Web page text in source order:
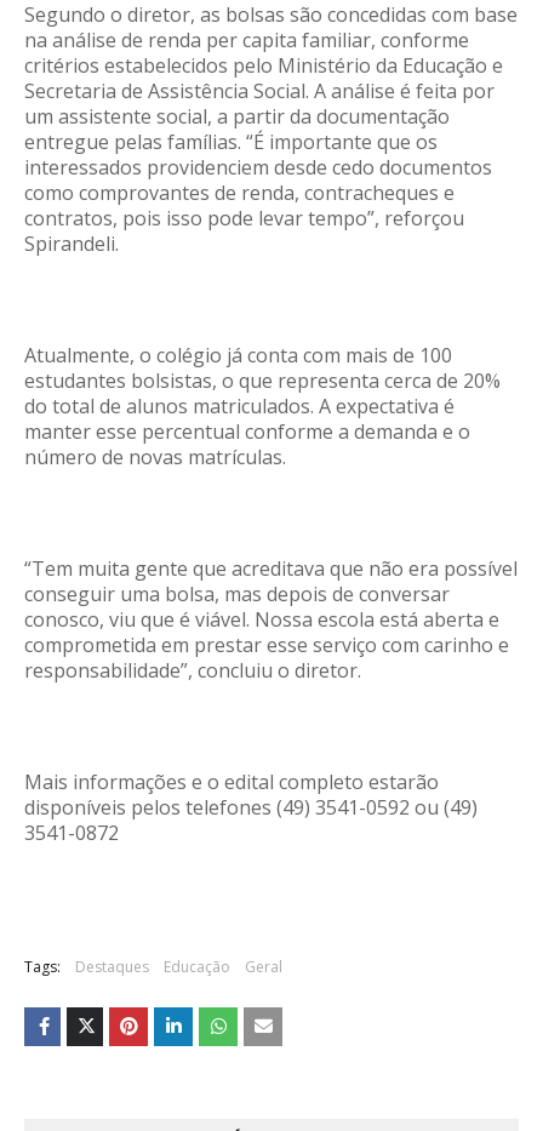
Segundo o diretor, as bolsas são concedidas com base
na análise de renda per capita familiar, conforme
critérios estabelecidos pelo Ministério da Educação e
Secretaria de Assistência Social. A análise é feita por
um assistente social, a partir da documentação
entregue pelas famílias. “É importante que os
interessados providenciem desde cedo documentos
como comprovantes de renda, contracheques e
contratos, pois isso pode levar tempo”, reforçou
Spirandeli.
Atualmente, o colégio já conta com mais de 100
estudantes bolsistas, o que representa cerca de 20%
do total de alunos matriculados. A expectativa é
manter esse percentual conforme a demanda e o
número de novas matrículas.
“Tem muita gente que acreditava que não era possível
conseguir uma bolsa, mas depois de conversar
conosco, viu que é viável. Nossa escola está aberta e
comprometida em prestar esse serviço com carinho e
responsabilidade”, concluiu o diretor.
Mais informações e o edital completo estarão
disponíveis pelos telefones (49) 3541-0592 ou (49)
3541-0872
Tags: Destaques Educação Geral